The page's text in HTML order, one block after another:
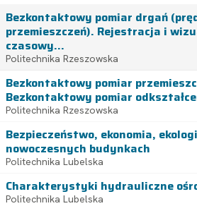
Bezkontaktowy pomiar drgań
przemieszczeń). Rejestracja i
czasowy...
Politechnika Rzeszowska
Bezkontaktowy pomiar
Bezkontaktowy pomiar
Politechnika Rzeszowska
Bezpieczeństwo, ekonomia,
nowoczesnych budynkach
Politechnika Lubelska
Charakterystyki hydrauliczne
Politechnika Lubelska